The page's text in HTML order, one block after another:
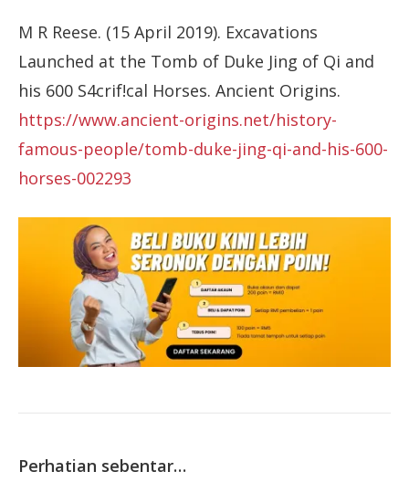
M R Reese. (15 April 2019). Excavations
Launched at the Tomb of Duke Jing of Qi and
his 600 S4crif!cal Horses. Ancient Origins.
https://www.ancient-origins.net/history-
famous-people/tomb-duke-jing-qi-and-his-600-
horses-002293
Perhatian sebentar…